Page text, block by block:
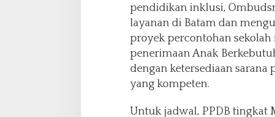
pendidikan inklusi,
layanan di Batam dan
proyek percontohan
penerimaan Anak
dengan ketersediaan sarana
yang kompeten.
Untuk jadwal, PPDB tingkat